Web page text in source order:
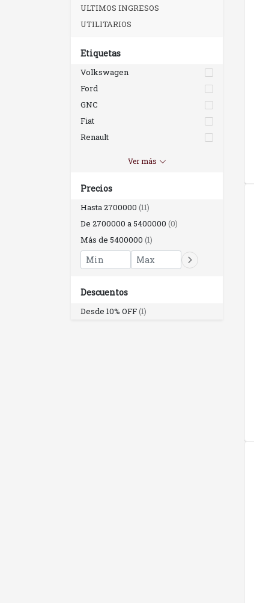
ULTIMOS INGRESOS
UTILITARIOS
Etiquetas
Volkswagen
Ford
GNC
Fiat
Renault
Chevrolet
Ver más
Precios
Hasta 2700000 (11)
De 2700000 a 5400000 (0)
Más de 5400000 (1)
Descuentos
Desde 10% OFF(1)